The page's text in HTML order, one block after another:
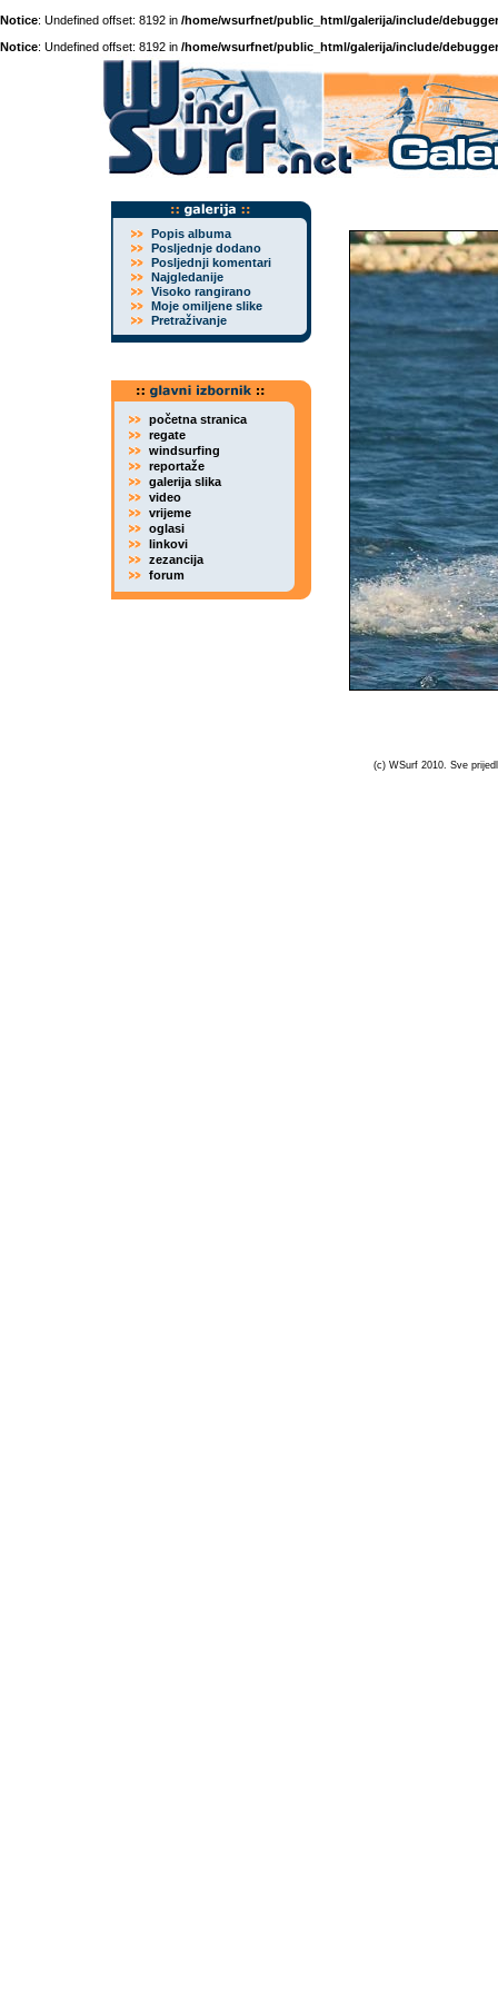
Notice: Undefined offset: 8192 in /home/wsurfnet/public_html/galerija/include/
Notice: Undefined offset: 8192 in /home/wsurfnet/public_html/galerija/include/
Popis albuma
Posljednje dodano
Posljednji komentari
Najgledanije
Visoko rangirano
Moje omiljene slike
Pretraživanje
početna stranica
regate
windsurfing
reportaže
galerija slika
video
vrijeme
oglasi
linkovi
zezancija
forum
(c) WSurf 2010. Sve